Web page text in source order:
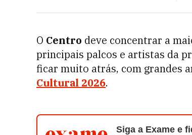
O Centro deve concentrar a
principais palcos e artistas da
ficar muito atrás, com grandes
Cultural 2026.
Siga a Exame e